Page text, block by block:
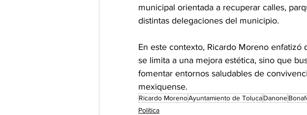
municipal orientada a recuperar calles,
distintas delegaciones del municipio.
En este contexto, Ricardo Moreno
se limita a una mejora estética, sino que
fomentar entornos saludables de
mexiquense.
Ricardo MorenoAyuntamiento de TolucaDanone
Política